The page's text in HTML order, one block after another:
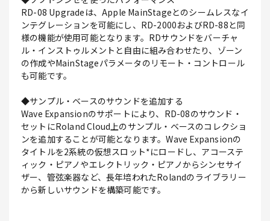
RD-08 Upgradeは、Apple MainStageとのシームレスなイ
ンテグレーションを可能にし、RD-2000およびRD-88と同
様の機能が使用可能となります。RDサウンドをバーチャ
ル・インストゥルメントと自由に組み合わせたり、ゾーン
の作成やMainStageパラメータのリモート・コントロール
も可能です。
◆サンプル・ベースのサウンドを追加する
Wave Expansionのサポートにより、RD-08のサウンド・
セットにRoland Cloud上のサンプル・ベースのコレクショ
ンを追加することが可能となります。Wave Expansionの
タイトルを2系統の仮想スロット*にロードし、アコーステ
ィック・ピアノやエレクトリック・ピアノからシンセサイ
ザー、管弦楽器など、長年培われたRolandのライブラリー
から新しいサウンドを構築可能です。